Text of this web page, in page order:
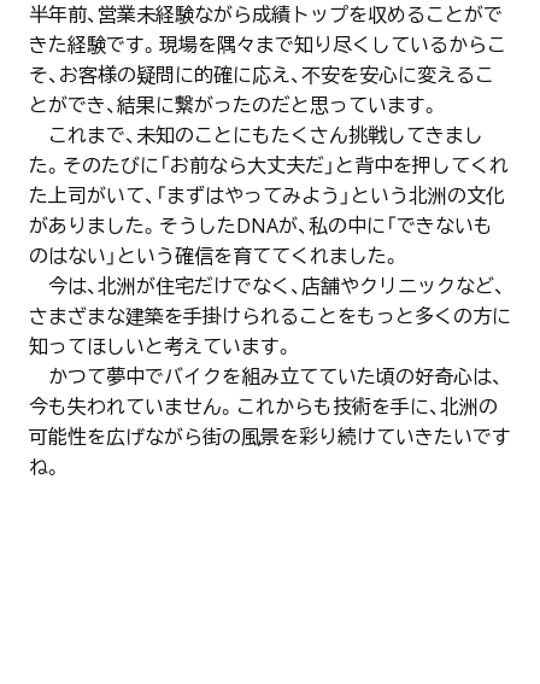
半年前、営業未経験ながら成績トップを収めることがで
きた経験です。現場を隅々まで知り尽くしているからこ
そ、お客様の疑問に的確に応え、不安を安心に変えるこ
とができ、結果に繋がったのだと思っています。
これまで、未知のことにもたくさん挑戦してきまし
た。そのたびに「お前なら大丈夫だ」と背中を押してくれ
た上司がいて、「まずはやってみよう」という北洲の文化
がありました。そうしたDNAが、私の中に「できないも
のはない」という確信を育ててくれました。
今は、北洲が住宅だけでなく、店舗やクリニックなど、
さまざまな建築を手掛けられることをもっと多くの方に
知ってほしいと考えています。
かつて夢中でバイクを組み立てていた頃の好奇心は、
今も失われていません。これからも技術を手に、北洲の
可能性を広げながら街の風景を彩り続けていきたいです
ね。